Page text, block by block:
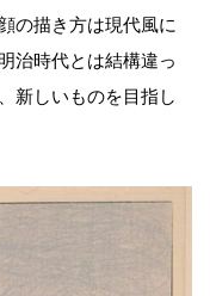
の描き方は現代風に
治時代とは結構違っ
新しいものを目指し